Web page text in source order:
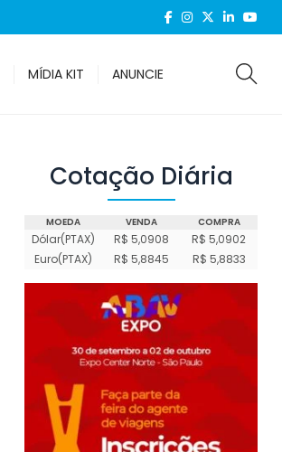
MÍDIA KIT ANUNCIE
Cotação Diária
MOEDA VENDA COMPRA
Dólar(PTAX) R$ 5,0908
R$ 5,0902
Euro(PTAX)
R$ 5,8845 R$ 5,8833